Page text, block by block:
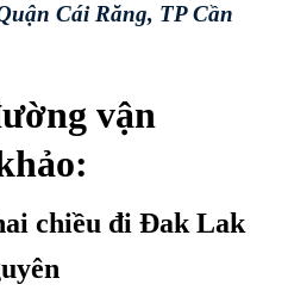
Cái Răng, TP Cần
vận
chiều đi Đak Lak